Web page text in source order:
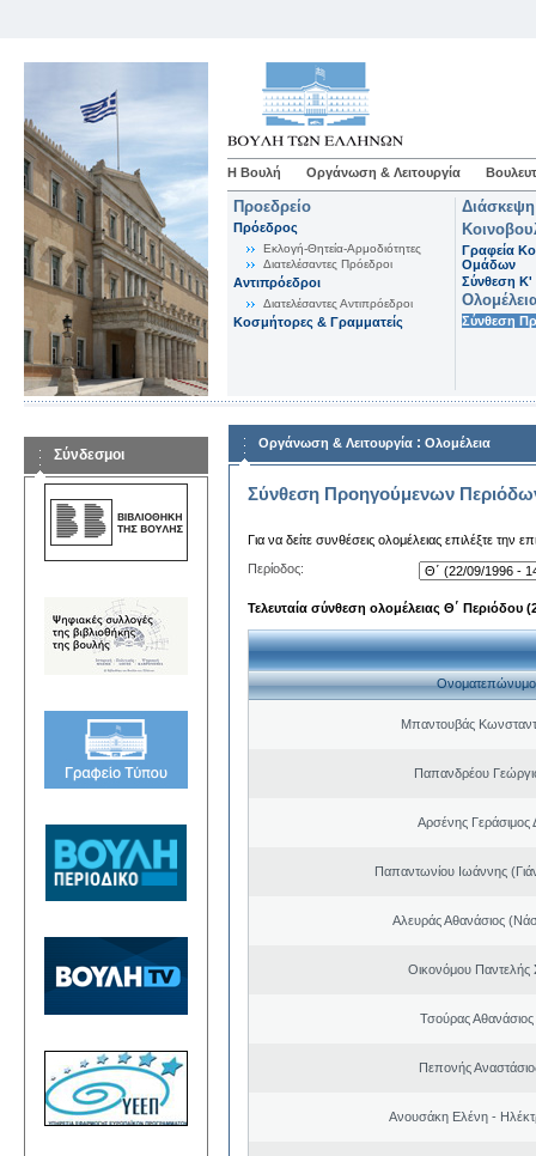
Η Βουλή Οργάνωση & Λειτουργία
Προεδρείο
Πρόεδρος
Εκλογή-Θητεία-Αρμοδιότητες
Διατελέσαντες Πρόεδροι
Αντιπρόεδροι
Διατελέσαντες Αντιπρόεδροι
Κοσμήτορες & Γραμματείς
Γραφεία
Ομάδων
Σύνθεση K'
Σύνθεση
Σύνδεσμοι
Οργάνωση & Λειτουργία : Ολομέλεια
Σύνθεση Προηγούμενων
Για να δείτε συνθέσεις ολομέλειας επιλέξτε την
Περίοδος:
Τελευταία σύνθεση ολομέλειας Θ΄ Περιόδου
Ονοματεπώνυμο
Μπαντουβάς
Παπανδρέου
Αρσένης Γεράσιμος
Παπαντωνίου Ιωάννης
Αλευράς Αθανάσιος
Οικονόμου Παντελής
Τσούρας
Πεπονής
Ανουσάκη Ελένη -